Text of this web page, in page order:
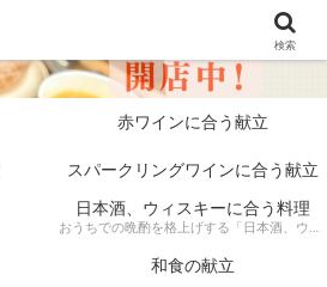
赤ワインに合う献立
スパークリングワインに合う献立
日本酒、ウィスキーに合う料理
おうちでの晩酌を格上げする「日本酒、ウィスキーに合う料理」の記録。 芳醇な日本酒やスモーキーなウィスキーにぴったりな、素材にこだわった一皿から手軽な一品まで幅広く紹介します。 「旦那キッチン」が提案する、お酒好きにはたまらない絶品ペアリングで、至福のひとときをどうぞ。
和食の献立
検索